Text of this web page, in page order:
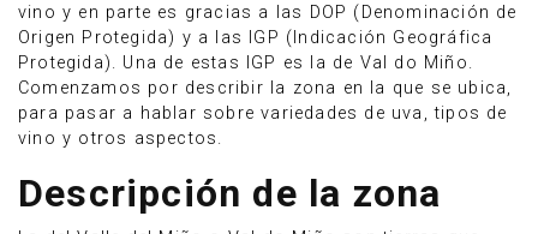
vino y en parte es gracias a las DOP (Denominación de
Origen Protegida) y a las IGP (Indicación Geográfica
Protegida). Una de estas IGP es la de Val do Miño.
Comenzamos por describir la zona en la que se ubica,
para pasar a hablar sobre variedades de uva, tipos de
vino y otros aspectos.
Descripción de la zona